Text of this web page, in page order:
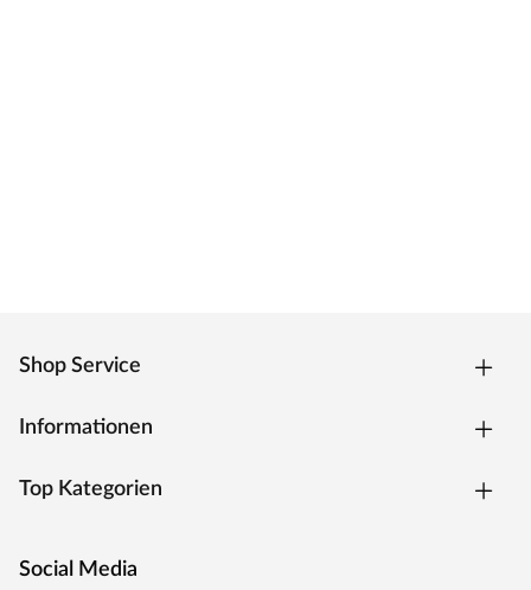
Shop Service
Informationen
Top Kategorien
Social Media